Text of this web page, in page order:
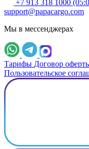
+7 913 318 1000
support@papacargo.com
Мы в мессенджерах
Тарифы Договор
Пользовательское